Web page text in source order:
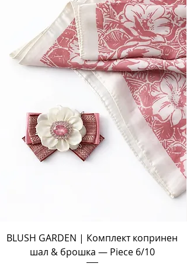
BLUSH GARDEN | Комплект копринен
шал & брошка — Piece 6/10